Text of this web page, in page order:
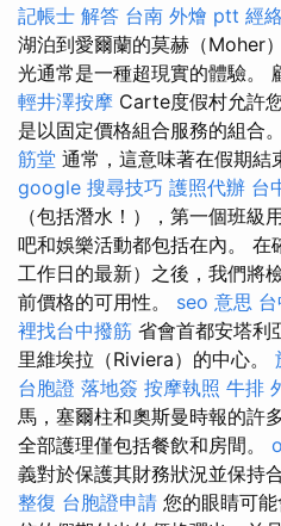
記帳士 解答 台南 外燴 ptt 經
湖泊到愛爾蘭的莫赫（Moher
光通常是一種超現實的體驗。
輕井澤按摩 Carte度假村允許
是以固定價格組合服務的組合。
筋堂 通常，這意味著在假期結
google 搜尋技巧 護照代辦 台
（包括潛水！），第一個班
吧和娛樂活動都包括在內。 在
工作日的最新）之後，我們將
前價格的可用性。 seo 意思
裡找台中撥筋 省會首都安塔利
里維埃拉（Riviera）的中心。
台胞證 落地簽 按摩執照 牛排
馬，塞爾柱和奧斯曼時報的許
全部護理僅包括餐飲和房間。
義對於保護其財務狀況並保持
整復 台胞證申請 您的眼睛可